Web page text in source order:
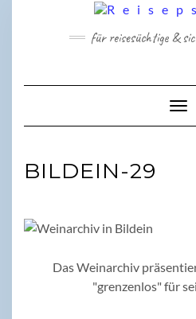
für reisesüchtige &
BILDEIN-29
Das Weinarchiv
"grenzenlos" für